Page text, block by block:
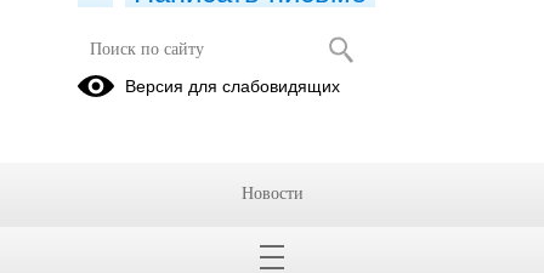
Публикации за 03.06.2025
ОБРАЩЕНИЯ ГРАЖДАН
Версия для слабовидящих
Новости